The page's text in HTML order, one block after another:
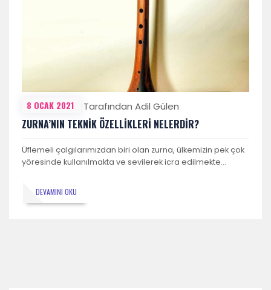
8 OCAK 2021 Tarafından Adil Gülen
ZURNA’NIN TEKNİK ÖZELLİKLERİ NELERDİR?
Üflemeli çalgılarımızdan biri olan zurna, ülkemizin pek çok
yöresinde kullanılmakta ve sevilerek icra edilmekte…
DEVAMINI OKU